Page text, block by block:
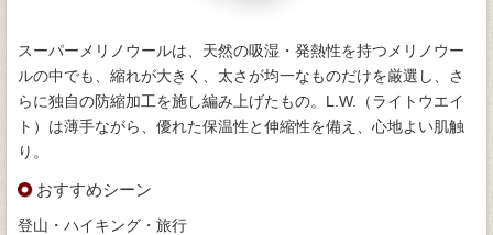
スーパーメリノウールは、天然の吸湿・発熱性を持つメリノウー
ルの中でも、縮れが大きく、太さが均一なものだけを厳選し、さ
らに独自の防縮加工を施し編み上げたもの。L.W.（ライトウエイ
ト）は薄手ながら、優れた保温性と伸縮性を備え、心地よい肌触
り。
おすすめシーン
登山・ハイキング・旅行